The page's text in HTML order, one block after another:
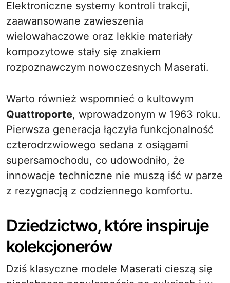
Elektroniczne systemy kontroli trakcji,
zaawansowane zawieszenia
wielowahaczowe oraz lekkie materiały
kompozytowe stały się znakiem
rozpoznawczym nowoczesnych Maserati.
Warto również wspomnieć o kultowym
Quattroporte, wprowadzonym w 1963 roku.
Pierwsza generacja łączyła funkcjonalność
czterodrzwiowego sedana z osiągami
supersamochodu, co udowodniło, że
innowacje techniczne nie muszą iść w parze
z rezygnacją z codziennego komfortu.
Dziedzictwo, które inspiruje
kolekcjonerów
Dziś klasyczne modele Maserati cieszą się